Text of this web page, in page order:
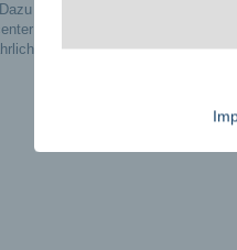
nutzt das R+V-Infocenter das
eigene Untersuchungen durch:
welche wirtschaftlichen,